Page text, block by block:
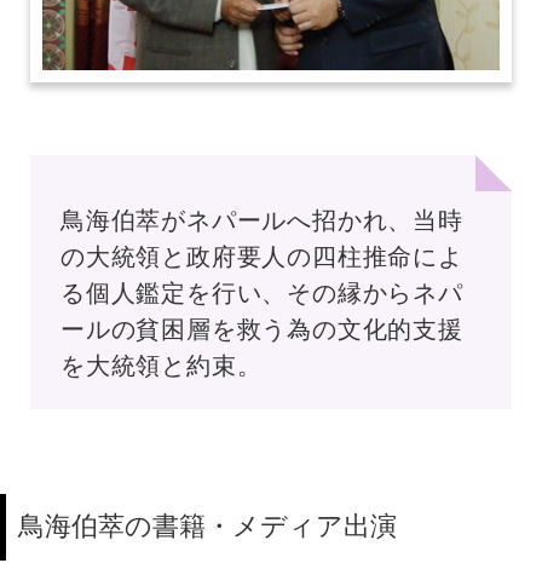
鳥海伯萃がネパールへ招かれ、当時
の大統領と政府要人の四柱推命によ
る個人鑑定を行い、その縁からネパ
ールの貧困層を救う為の文化的支援
を大統領と約束。
鳥海伯萃の書籍・メディア出演